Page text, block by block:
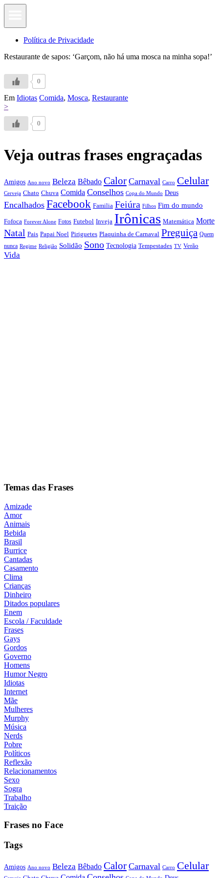
Política de Privacidade
Restaurante de sapos: ‘Garçom, não há uma mosca na minha sopa!’
0
Em Idiotas Comida, Mosca, Restaurante
>
0
Veja outras frases engraçadas
Amigos Ano novo Beleza Bêbado Calor Carnaval Carro Celular
Cerveja Chato Chuva Comida Conselhos Copa do Mundo Deus
Encalhados Facebook Familia Feiúra Filhos Fim do mundo
Fofoca Forever Alone Fotos Futebol Inveja Irônicas Matemática Morte
Natal Pais Papai Noel Piriguetes Plaquinha de Carnaval Preguiça Quem
nunca Regime Religião Solidão Sono Tecnologia Tempestades TV Verão
Vida
Temas das Frases
Amizade
Amor
Animais
Bebida
Brasil
Burrice
Cantadas
Casamento
Clima
Crianças
Dinheiro
Ditados populares
Enem
Escola / Faculdade
Frases
Gays
Gordos
Governo
Homens
Humor Negro
Idiotas
Internet
Mãe
Mulheres
Murphy
Música
Nerds
Pobre
Políticos
Reflexão
Relacionamentos
Sexo
Sogra
Trabalho
Traição
Frases no Face
Tags
Amigos Ano novo Beleza Bêbado Calor Carnaval Carro Celular